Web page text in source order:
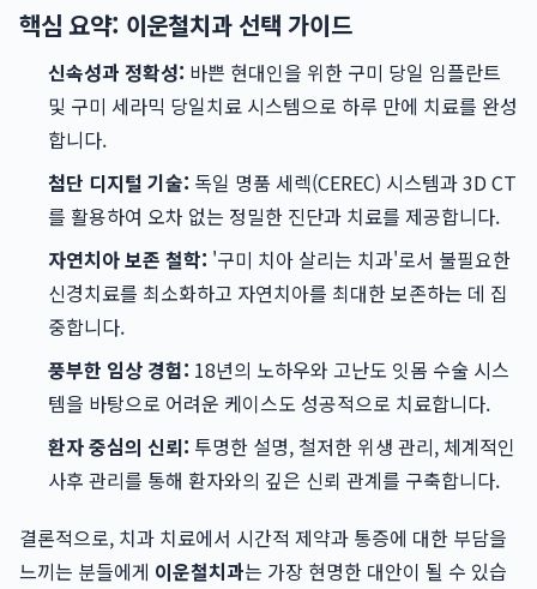
핵심 요약: 이운철치과 선택 가이드
신속성과 정확성: 바쁜 현대인을 위한 구미 당일 임플란트
및 구미 세라믹 당일치료 시스템으로 하루 만에 치료를 완성
합니다.
첨단 디지털 기술: 독일 명품 세렉(CEREC) 시스템과 3D CT
를 활용하여 오차 없는 정밀한 진단과 치료를 제공합니다.
자연치아 보존 철학: '구미 치아 살리는 치과'로서 불필요한
신경치료를 최소화하고 자연치아를 최대한 보존하는 데 집
중합니다.
풍부한 임상 경험: 18년의 노하우와 고난도 잇몸 수술 시스
템을 바탕으로 어려운 케이스도 성공적으로 치료합니다.
환자 중심의 신뢰: 투명한 설명, 철저한 위생 관리, 체계적인
사후 관리를 통해 환자와의 깊은 신뢰 관계를 구축합니다.
결론적으로, 치과 치료에서 시간적 제약과 통증에 대한 부담을
느끼는 분들에게 이운철치과는 가장 현명한 대안이 될 수 있습